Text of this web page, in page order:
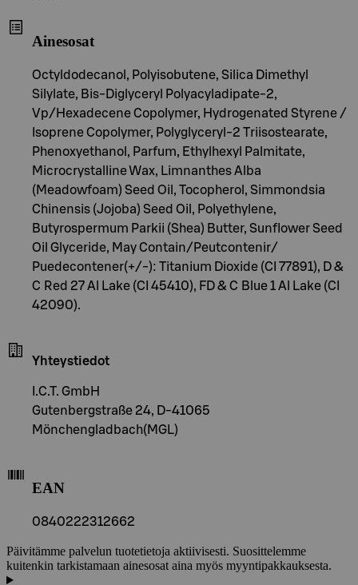
Ainesosat
Octyldodecanol, Polyisobutene, Silica Dimethyl
Silylate, Bis-Diglyceryl Polyacyladipate-2,
Vp/Hexadecene Copolymer, Hydrogenated Styrene /
Isoprene Copolymer, Polyglyceryl-2 Triisostearate,
Phenoxyethanol, Parfum, Ethylhexyl Palmitate,
Microcrystalline Wax, Limnanthes Alba
(Meadowfoam) Seed Oil, Tocopherol, Simmondsia
Chinensis (Jojoba) Seed Oil, Polyethylene,
Butyrospermum Parkii (Shea) Butter, Sunflower Seed
Oil Glyceride, May Contain/Peutcontenir/
Puedecontener(+/-): Titanium Dioxide (CI 77891), D &
C Red 27 Al Lake (CI 45410), FD & C Blue 1 Al Lake (CI
42090).
Yhteystiedot
I.C.T. GmbH
Gutenbergstraße 24, D-41065
Mönchengladbach(MGL)
EAN
0840222312662
Päivitämme palvelun tuotetietoja aktiivisesti. Suosittelemme
kuitenkin tarkistamaan ainesosat aina myös myyntipakkauksesta.